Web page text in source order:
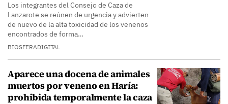
Los integrantes del Consejo de Caza de
Lanzarote se reúnen de urgencia y advierten
de nuevo de la alta toxicidad de los venenos
encontrados de forma…
BIOSFERADIGITAL
Aparece una docena de animales
muertos por veneno en Haría:
prohibida temporalmente la caza